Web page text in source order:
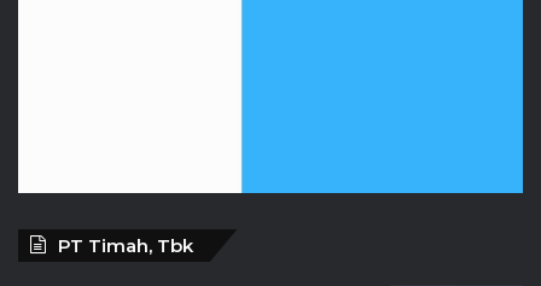
PT Timah, Tbk